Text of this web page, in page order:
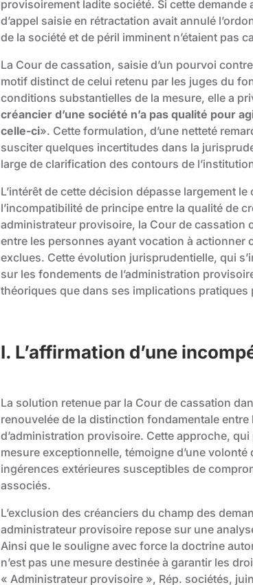
provisoirement ladite société. Si cette
d’appel saisie en rétractation avait annulé
de la société et de péril imminent n’étaient pas
La Cour de cassation, saisie d’un pourvoi
motif distinct de celui retenu par les juges du
conditions substantielles de la mesure, elle a
créancier d’une société n’a pas qualité pour
celle-ci». Cette formulation, d’une netteté
susciter quelques incertitudes dans la
large de clarification des contours de
L’intérêt de cette décision dépasse largement
l’incompatibilité de principe entre la qualité de
administrateur provisoire, la Cour de cassation
entre les personnes ayant vocation à actionner
exclues. Cette évolution jurisprudentielle, qui
sur les fondements de l’administration
théoriques que dans ses implications
I. L’affirmation d’une
La solution retenue par la Cour de cassation
renouvelée de la distinction fondamentale entre
d’administration provisoire. Cette approche,
mesure exceptionnelle, témoigne d’une
ingérences extérieures susceptibles de
associés.
L’exclusion des créanciers du champ des
administrateur provisoire repose sur une
Ainsi que le souligne avec force la doctrine
n’est pas une mesure destinée à garantir les
« Administrateur provisoire », Rép. sociétés,